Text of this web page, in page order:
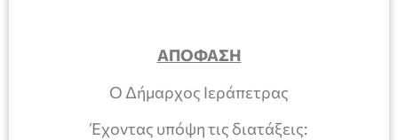
ΑΠΟΦΑΣΗ
Ο Δήμαρχος Ιεράπετρας
Έχοντας υπόψη τις διατάξεις: